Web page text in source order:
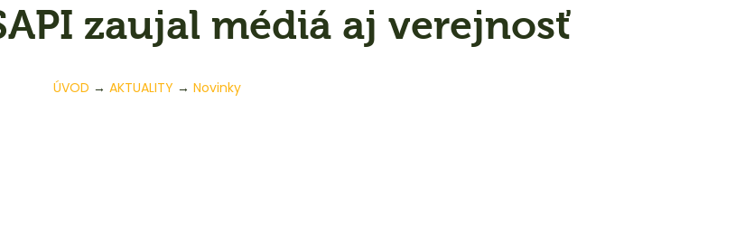
zaujal médiá aj verejnosť
ÚVOD → AKTUALITY → Novinky